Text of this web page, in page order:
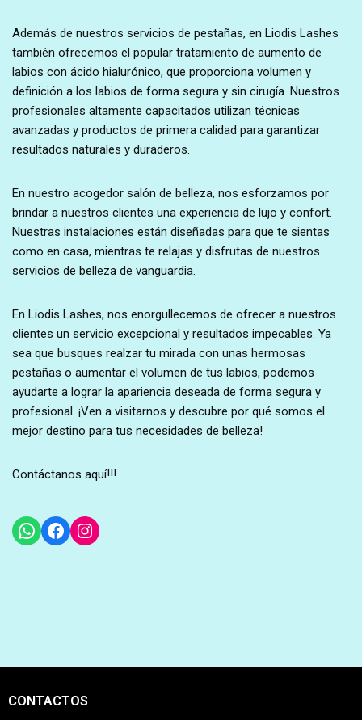
Además de nuestros servicios de pestañas, en Liodis Lashes
también ofrecemos el popular tratamiento de aumento de
labios con ácido hialurónico, que proporciona volumen y
definición a los labios de forma segura y sin cirugía. Nuestros
profesionales altamente capacitados utilizan técnicas
avanzadas y productos de primera calidad para garantizar
resultados naturales y duraderos.
En nuestro acogedor salón de belleza, nos esforzamos por
brindar a nuestros clientes una experiencia de lujo y confort.
Nuestras instalaciones están diseñadas para que te sientas
como en casa, mientras te relajas y disfrutas de nuestros
servicios de belleza de vanguardia.
En Liodis Lashes, nos enorgullecemos de ofrecer a nuestros
clientes un servicio excepcional y resultados impecables. Ya
sea que busques realzar tu mirada con unas hermosas
pestañas o aumentar el volumen de tus labios, podemos
ayudarte a lograr la apariencia deseada de forma segura y
profesional. ¡Ven a visitarnos y descubre por qué somos el
mejor destino para tus necesidades de belleza!
Contáctanos aquí!!!
CONTACTOS